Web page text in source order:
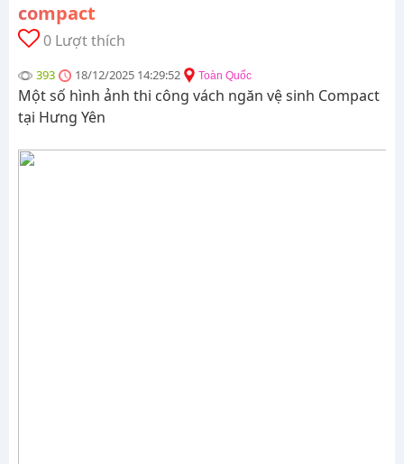
compact
0 Lượt thích
393 18/12/2025 14:29:52 Toàn Quốc
Một số hình ảnh thi công vách ngăn vệ sinh Compact
tại Hưng Yên